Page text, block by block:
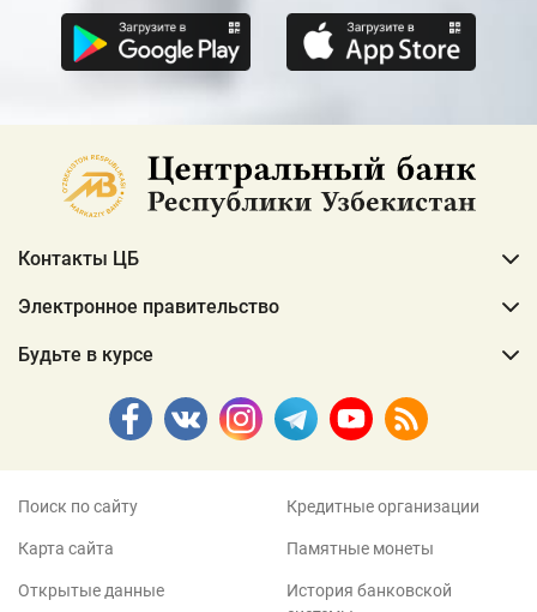
Контакты ЦБ
Электронное правительство
Будьте в курсе
Поиск по сайту
Карта сайта
Открытые данные
Кредитные организации
Памятные монеты
История банковской